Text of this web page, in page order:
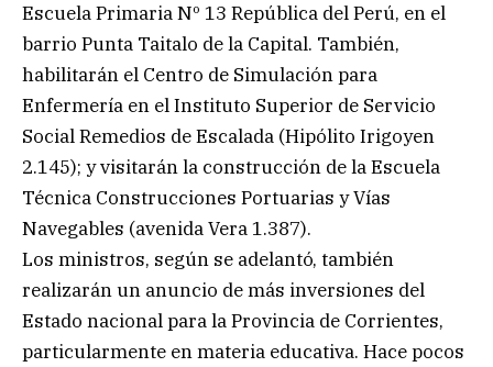
Escuela Primaria Nº 13 República del Perú, en el
barrio Punta Taitalo de la Capital. También,
habilitarán el Centro de Simulación para
Enfermería en el Instituto Superior de Servicio
Social Remedios de Escalada (Hipólito Irigoyen
2.145); y visitarán la construcción de la Escuela
Técnica Construcciones Portuarias y Vías
Navegables (avenida Vera 1.387).
Los ministros, según se adelantó, también
realizarán un anuncio de más inversiones del
Estado nacional para la Provincia de Corrientes,
particularmente en materia educativa. Hace pocos